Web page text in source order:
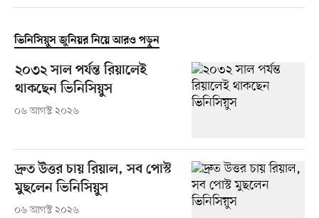
ভিনিসিয়ুস জুনিয়র নিয়ে আরও পড়ুন
২০৩২ সাল পর্যন্ত রিয়ালেই
থাকছেন ভিনিসিয়ুস
০৬ আগস্ট ২০২৬
দ্রুত উত্তর চায় রিয়াল, সব পোস্ট
মুছলেন ভিনিসিয়ুস
০৬ আগস্ট ২০২৬